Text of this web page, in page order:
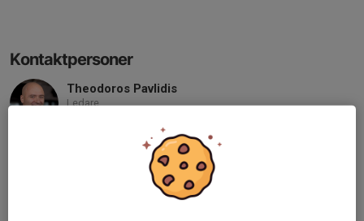
Kontaktpersoner
Theodoros Pavlidis
Ledare
Mobil visas bara för inloggade
E-post visas bara för inloggade